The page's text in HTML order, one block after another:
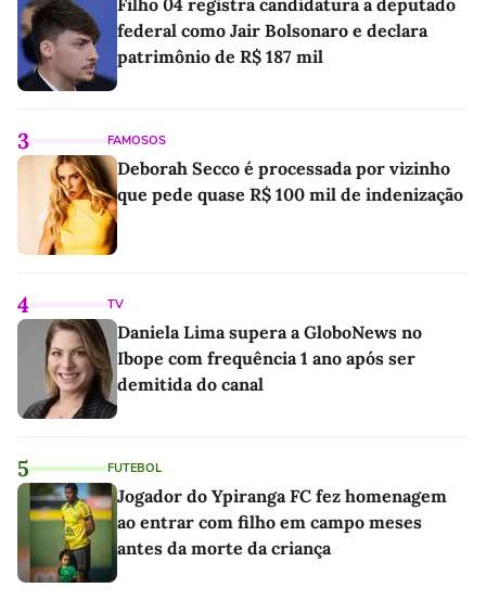
Filho 04 registra candidatura a deputado
federal como Jair Bolsonaro e declara
patrimônio de R$ 187 mil
3 FAMOSOS
Deborah Secco é processada por vizinho
que pede quase R$ 100 mil de indenização
4 TV
Daniela Lima supera a GloboNews no
Ibope com frequência 1 ano após ser
demitida do canal
5 FUTEBOL
Jogador do Ypiranga FC fez homenagem
ao entrar com filho em campo meses
antes da morte da criança